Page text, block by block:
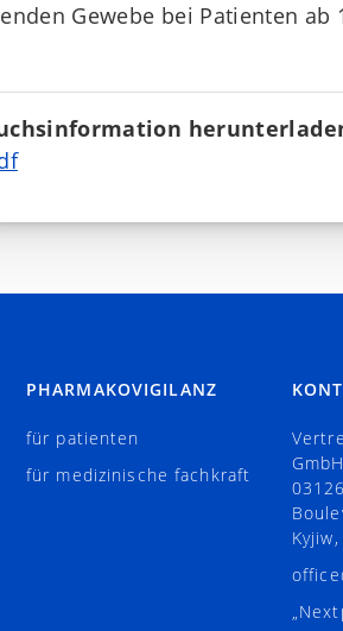
Gewebe bei Patienten ab
PHARMAKOVIGILANZ
für patienten
für medizinische fachkraft